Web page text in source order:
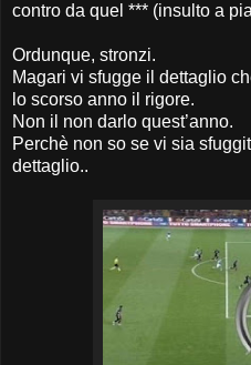
contro da quel *** (insulto a
Ordunque, stronzi.
Magari vi sfugge il dettaglio
lo scorso anno il rigore.
Non il non darlo quest’anno.
Perchè non so se vi sia
dettaglio..